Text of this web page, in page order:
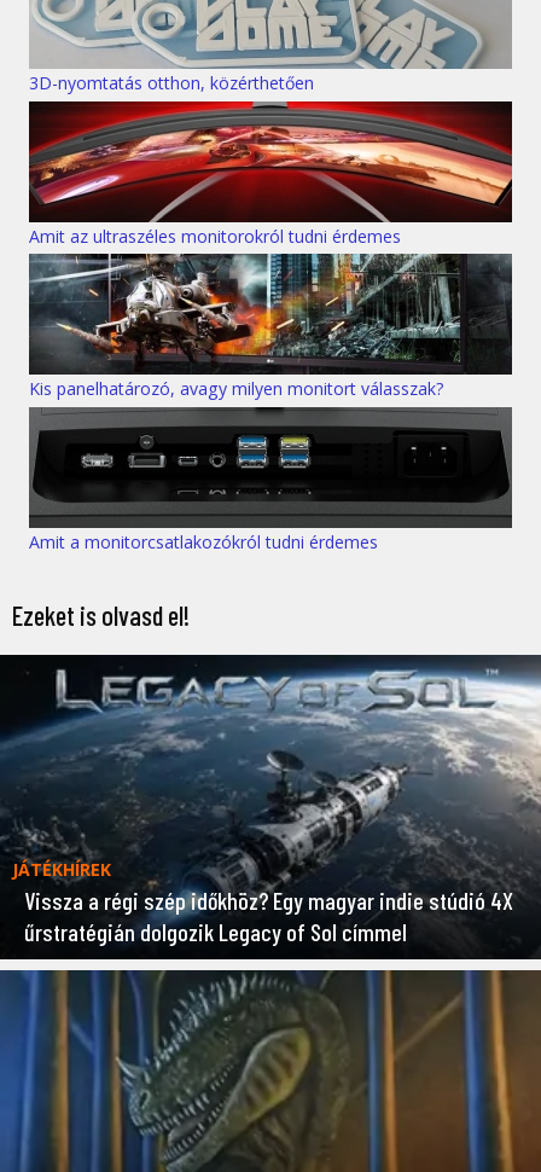
3D-nyomtatás otthon, közérthetően
Amit az ultraszéles monitorokról tudni érdemes
Kis panelhatározó, avagy milyen monitort válasszak?
Amit a monitorcsatlakozókról tudni érdemes
Ezeket is olvasd el!
JÁTÉKHÍREK
Vissza a régi szép időkhöz? Egy magyar indie stúdió 4X
űrstratégián dolgozik Legacy of Sol címmel